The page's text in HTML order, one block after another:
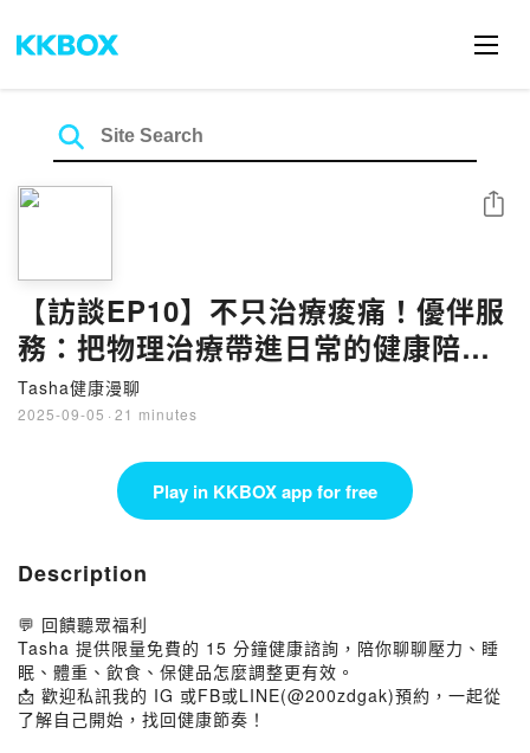
【訪談EP10】不只治療痠痛！優伴服
務：把物理治療帶進日常的健康陪伴
ft.生生優動策略長
Tasha健康漫聊
2025-09-05 · 21 minutes
Share
Play in KKBOX app for free
Description
💬 回饋聽眾福利
Tasha 提供限量免費的 15 分鐘健康諮詢，陪你聊聊壓力、睡
眠、體重、飲食、保健品怎麼調整更有效。
📩 歡迎私訊我的 IG 或FB或LINE(@200zdgak)預約，一起從
了解自己開始，找回健康節奏！